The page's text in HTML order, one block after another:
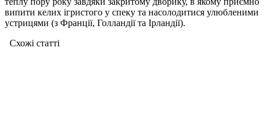
випити келих ігристого у спеку та насолодитися улюбленими
устрицями (з Франції, Голландії та Ірландії).
Схожі статтi